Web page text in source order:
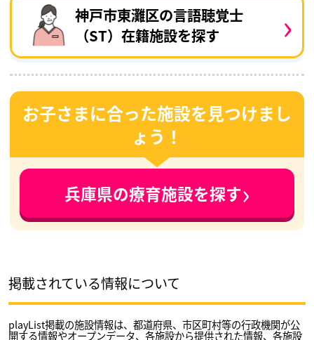
神戸市東灘区の言語聴覚士
（ST）在籍施設を探す
›
お子さまに合った施設を見つけまし
ょう！
兵庫県の療育施設を探す›
掲載されている情報について
playList掲載の施設情報は、都道府県、市区町村等の行政機関が公
開する情報やオープンデータ、各施設から提供された情報、各施設